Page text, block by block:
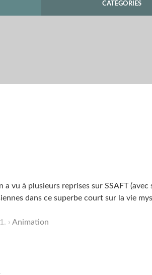
CATÉGORIES
a vu à plusieurs reprises sur SSAFT
dans ce superbe court sur la vie
. Animation